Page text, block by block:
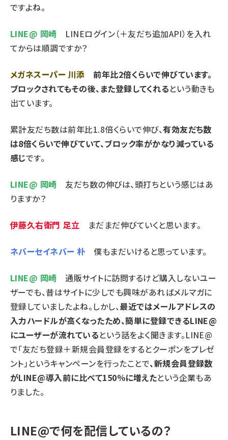
ですよね。
LINE@ 岡崎 LINEログイン（＋友だち追加API）を入れ
てからは順調ですか？
メガネスーパー 川添 前年比2倍くらいで伸びています。
ブロックされてもその後、また登録してくれるという動きも
出ています。
累計友だち数は前年比1.8倍くらいで伸び、有効友だち数
は8倍くらいで伸びていて、ブロック率がかなり減っている
感じです。
LINE@ 岡崎 友だち数の伸びは、頭打ちという感じはあ
りますか？
伊藤久右衛門 足立 まだまだ伸びていくと思います。
ネバーセイネバー 朴僕もまだいけると思っています。
LINE@ 岡崎 通販サイトに訪問するけど購入しないユー
ザーでも、昔はサイトに少しでも興味があればメルマガに
登録していましたよね。しかし、最近ではメールアドレスの
入力ハードルが高くなったため、簡単に登録できるLINE@
にユーザーが流れているという話をよく聞きます。LINE@
で「友だち登録＋新規会員登録をするとクーポンをプレゼ
ント」というキャンペーンを行ったことで、新規会員登録数
がLINE@導入前に比べて150％に増えたという企業もあ
りました。
LINE@で何を配信しているの？